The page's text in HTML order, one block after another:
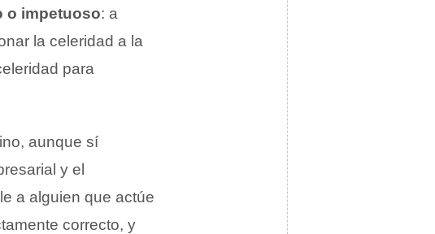
o impetuoso: a
la celeridad a la
para
aunque sí
y el
a alguien que actúe
correcto, y